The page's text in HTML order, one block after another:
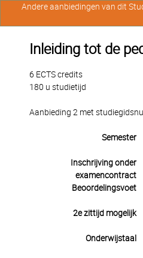
Inleiding tot de
6 ECTS credits
180 u studietijd
Aanbieding 2 met
Semester
Inschrijving onder
examencontract
Beoordelingsvoet
2e zittijd mogelijk
Onderwijstaal
Andere aanbiedingen van dit